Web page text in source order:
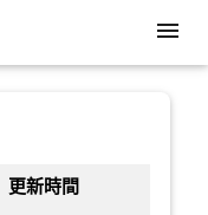
更新時間